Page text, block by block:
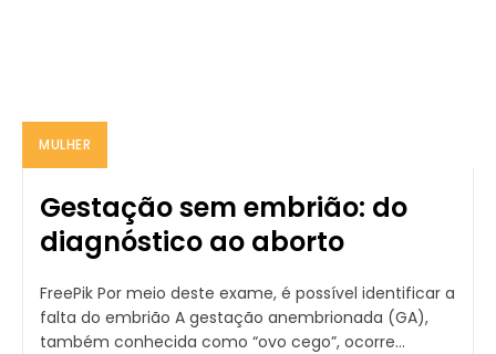
MULHER
Gestação sem embrião: do
diagnóstico ao aborto
FreePik Por meio deste exame, é possível identificar a
falta do embrião A gestação anembrionada (GA),
também conhecida como “ovo cego”, ocorre...